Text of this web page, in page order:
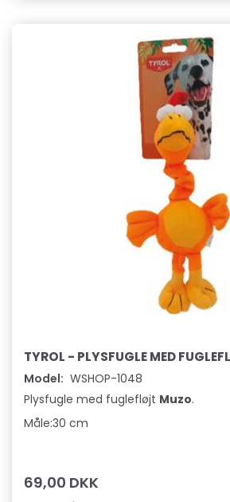
TYROL - PLYSFUGLE MED
Model: WSHOP-1048
Plysfugle med fuglefløjt Muzo.
Måle:30 cm
69,00 DKK